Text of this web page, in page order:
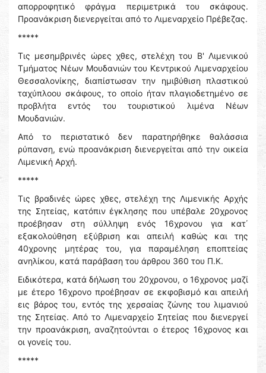
απορροφητικό φράγμα περιμετρικά του σκάφους.
Προανάκριση διενεργείται από το Λιμεναρχείο Πρέβεζας.
*****
Τις μεσημβρινές ώρες χθες, στελέχη του Β' Λιμενικού
Τμήματος Νέων Μουδανιών του Κεντρικού Λιμεναρχείου
Θεσσαλονίκης, διαπίστωσαν την ημιβύθιση πλαστικού
ταχύπλοου σκάφους, το οποίο ήταν πλαγιοδετημένο σε
προβλήτα εντός του τουριστικού λιμένα Νέων
Μουδανιών.
Από το περιστατικό δεν παρατηρήθηκε θαλάσσια
ρύπανση, ενώ προανάκριση διενεργείται από την οικεία
Λιμενική Αρχή.
*****
Τις βραδινές ώρες χθες, στελέχη της Λιμενικής Αρχής
της Σητείας, κατόπιν έγκλησης που υπέβαλε 20χρονος
προέβησαν στη σύλληψη ενός 16χρονου για κατ΄
εξακολούθηση εξύβριση και απειλή καθώς και της
40χρονης μητέρας του, για παραμέληση εποπτείας
ανηλίκου, κατά παράβαση του άρθρου 360 του Π.Κ.
Ειδικότερα, κατά δήλωση του 20χρονου, ο 16χρονος μαζί
με έτερο 16χρονο προέβησαν σε εκφοβισμό και απειλή
εις βάρος του, εντός της χερσαίας ζώνης του λιμανιού
της Σητείας. Από το Λιμεναρχείο Σητείας που διενεργεί
την προανάκριση, αναζητούνται ο έτερος 16χρονος και
οι γονείς του.
*****